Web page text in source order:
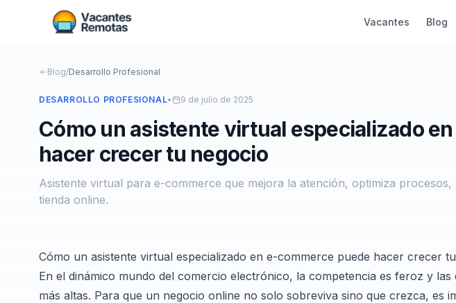
Vacantes Blog
Blog/Desarrollo Profesional
DESARROLLO PROFESIONAL• 9 de julio de 2025
Cómo un asistente virtual especializado
hacer crecer tu negocio
Asistente virtual para e-commerce que mejora la atención, optimiza
tienda online.
Cómo un asistente virtual especializado en e-commerce puede hacer crecer
En el dinámico mundo del comercio electrónico, la competencia es feroz y
más altas. Para que un negocio online no solo sobreviva sino que crezca, es